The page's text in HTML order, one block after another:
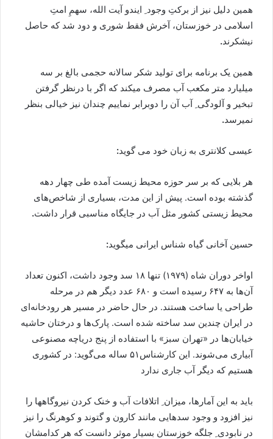
همین دلیل نیز از برکتِ وجود ِ ایندو آیت الله، سهمِ امتِ
اسلامی در خوزستان، آخرش فقط شوری و دود شد که حاصل
نیشکرند.
همین یک برنامه برای تولید شکر سالانه حجمی بالغ بر سه
میلیارد متر مکعب آب مصرف میکند که اگر با درنظر گرفتن
تبخیر و آلودگی ِ آب آن را دوبرابر نماییم چندان نیز خیالی بنظر
نمیرسد.
عیسی کلانتری به زبان خود می گوید:
هر بلایی که بر سر حوزه محیط زیست آمده طی چهار دهه
گذشته بوده است. پیش از این مدت، بسیاری از شاخص‌های
محیط زیستی کشور مثل آب در جایگاه مناسبی قرار داشت.
حسین آخانی گیاه شناس ایرانی میگوید:
اواخر دوران شاه (۱۹۷۹) تنها ۱۸ سد وجود داشت، اکنون تعداد
آن‌ها به ۶۴۷ رسیده است و ۶۸۰ عدد دیگر هم در مرحله
طراحی یا ساخت هستند. در حال حاضر در مسیر هر رودخانه‌ای
در ایران چندین سد ساخته شده است. پارک‌ها و درختان حاشیه
خیابان‌ها در «تهران سبز» با استفاده از پنج دریاچه مصنوعی
آبیاری می‌شوند. این کارشناس۵۱ ساله می‌گوید: در کشوری
هستیم که دیگر آب جاری ندارد
باید به این آمارها، میزان ِ اتلافات آب و خنک کردن نیروگاهها را
نیز افزود و وجود سدهایی مانند کارون و گتوند و کوهرنگ را نیز
در نابودی ِ جلگه خوزستان بسیار موثر دانست که هر کدامشان